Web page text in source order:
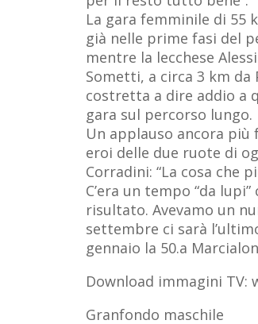
La gara femminile di 55
già nelle prime fasi del
mentre la lecchese
Sometti, a circa 3 km
costretta a dire addio a
gara sul percorso lungo.
Un applauso ancora
eroi delle due ruote di
Corradini: “La cosa che
C’era un tempo “da
risultato. Avevamo un
settembre ci sarà
gennaio la 50.a
Download immagini TV:
Granfondo maschile